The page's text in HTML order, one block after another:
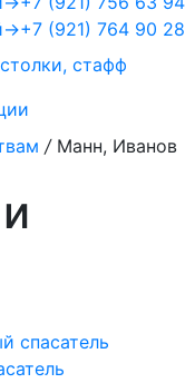
+7 (921) 764 90 28
→
стафф
/ Манн, Иванов